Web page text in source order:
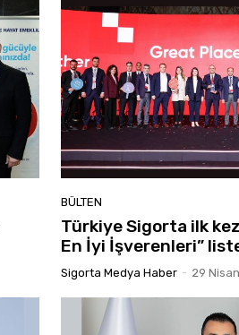
BÜLTEN
Türkiye Sigorta ilk
En İyi İşverenleri”
Sigorta Medya Haber - 29